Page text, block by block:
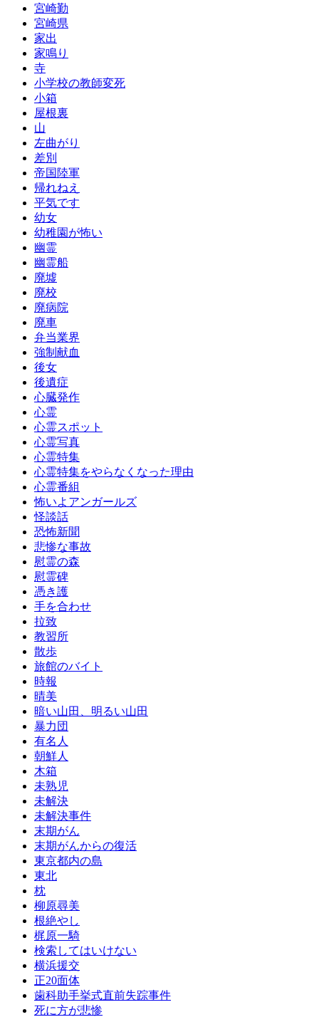
宮崎勤
宮崎県
家出
家鳴り
寺
小学校の教師変死
小箱
屋根裏
山
左曲がり
差別
帝国陸軍
帰れねえ
平気です
幼女
幼稚園が怖い
幽霊
幽霊船
廃墟
廃校
廃病院
廃車
弁当業界
強制献血
後女
後遺症
心臓発作
心霊
心霊スポット
心霊写真
心霊特集
心霊特集をやらなくなった理由
心霊番組
怖いよアンガールズ
怪談話
恐怖新聞
悲惨な事故
慰霊の森
慰霊碑
憑き護
手を合わせ
拉致
教習所
散歩
旅館のバイト
時報
晴美
暗い山田、明るい山田
暴力団
有名人
朝鮮人
木箱
未熟児
未解決
未解決事件
末期がん
末期がんからの復活
東京都内の島
東北
枕
柳原尋美
根絶やし
梶原一騎
検索してはいけない
横浜援交
正20面体
歯科助手挙式直前失踪事件
死に方が悲惨